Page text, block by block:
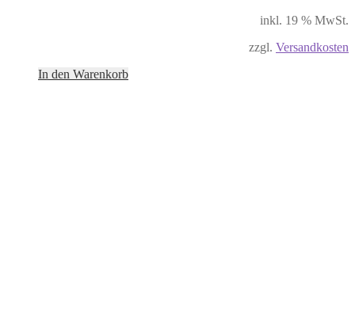
inkl. 19 % MwSt.
zzgl. Versandkosten
In den Warenkorb